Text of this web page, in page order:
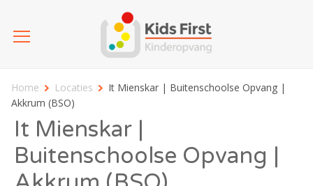
Home Locaties
It Mienskar | Buitenschoolse Opvang |
Akkrum (BSO)
It Mienskar |
Buitenschoolse Opvang |